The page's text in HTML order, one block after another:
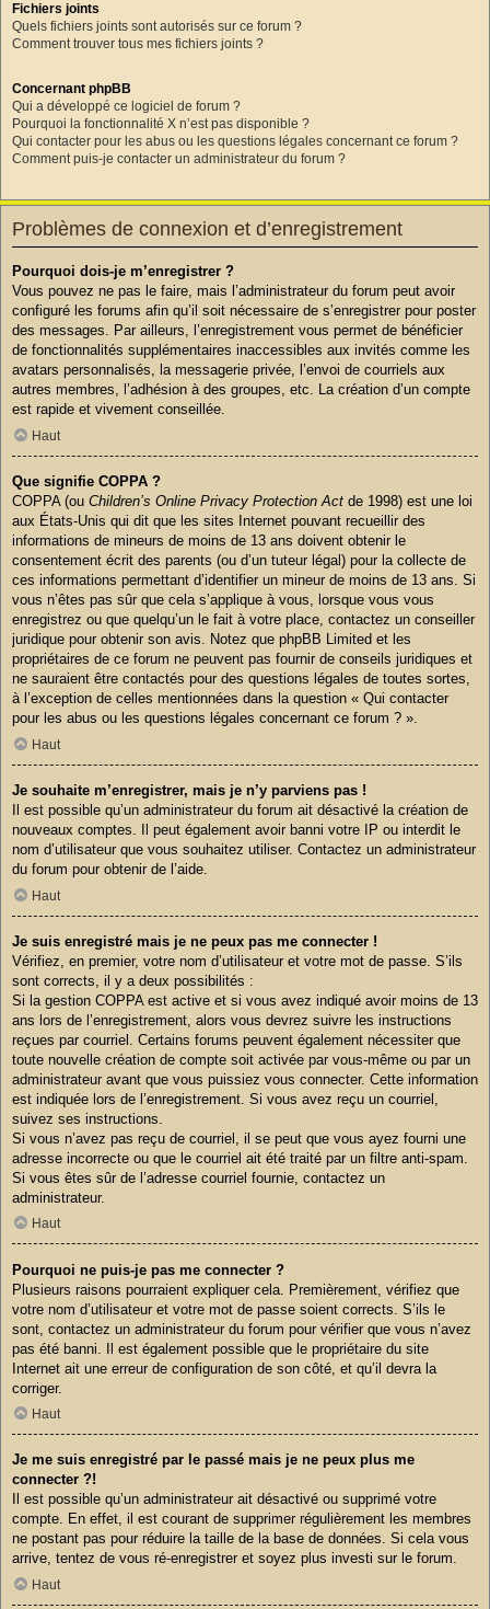
Fichiers joints
Quels fichiers joints sont autorisés sur ce forum ?
Comment trouver tous mes fichiers joints ?
Concernant phpBB
Qui a développé ce logiciel de forum ?
Pourquoi la fonctionnalité X n’est pas disponible ?
Qui contacter pour les abus ou les questions légales concernant ce forum ?
Comment puis-je contacter un administrateur du forum ?
Problèmes de connexion et d’enregistrement
Pourquoi dois-je m’enregistrer ?
Vous pouvez ne pas le faire, mais l’administrateur du forum peut avoir
configuré les forums afin qu’il soit nécessaire de s’enregistrer pour poster
des messages. Par ailleurs, l’enregistrement vous permet de bénéficier
de fonctionnalités supplémentaires inaccessibles aux invités comme les
avatars personnalisés, la messagerie privée, l’envoi de courriels aux
autres membres, l’adhésion à des groupes, etc. La création d’un compte
est rapide et vivement conseillée.
Haut
Que signifie COPPA ?
COPPA (ou Children’s Online Privacy Protection Act de 1998) est une loi
aux États-Unis qui dit que les sites Internet pouvant recueillir des
informations de mineurs de moins de 13 ans doivent obtenir le
consentement écrit des parents (ou d’un tuteur légal) pour la collecte de
ces informations permettant d’identifier un mineur de moins de 13 ans. Si
vous n’êtes pas sûr que cela s’applique à vous, lorsque vous vous
enregistrez ou que quelqu’un le fait à votre place, contactez un conseiller
juridique pour obtenir son avis. Notez que phpBB Limited et les
propriétaires de ce forum ne peuvent pas fournir de conseils juridiques et
ne sauraient être contactés pour des questions légales de toutes sortes,
à l’exception de celles mentionnées dans la question « Qui contacter
pour les abus ou les questions légales concernant ce forum ? ».
Haut
Je souhaite m’enregistrer, mais je n’y parviens pas !
Il est possible qu’un administrateur du forum ait désactivé la création de
nouveaux comptes. Il peut également avoir banni votre IP ou interdit le
nom d’utilisateur que vous souhaitez utiliser. Contactez un administrateur
du forum pour obtenir de l’aide.
Haut
Je suis enregistré mais je ne peux pas me connecter !
Vérifiez, en premier, votre nom d’utilisateur et votre mot de passe. S’ils
sont corrects, il y a deux possibilités :
Si la gestion COPPA est active et si vous avez indiqué avoir moins de 13
ans lors de l’enregistrement, alors vous devrez suivre les instructions
reçues par courriel. Certains forums peuvent également nécessiter que
toute nouvelle création de compte soit activée par vous-même ou par un
administrateur avant que vous puissiez vous connecter. Cette information
est indiquée lors de l’enregistrement. Si vous avez reçu un courriel,
suivez ses instructions.
Si vous n’avez pas reçu de courriel, il se peut que vous ayez fourni une
adresse incorrecte ou que le courriel ait été traité par un filtre anti-spam.
Si vous êtes sûr de l’adresse courriel fournie, contactez un
administrateur.
Haut
Pourquoi ne puis-je pas me connecter ?
Plusieurs raisons pourraient expliquer cela. Premièrement, vérifiez que
votre nom d’utilisateur et votre mot de passe soient corrects. S’ils le
sont, contactez un administrateur du forum pour vérifier que vous n’avez
pas été banni. Il est également possible que le propriétaire du site
Internet ait une erreur de configuration de son côté, et qu’il devra la
corriger.
Haut
Je me suis enregistré par le passé mais je ne peux plus me
connecter ?!
Il est possible qu’un administrateur ait désactivé ou supprimé votre
compte. En effet, il est courant de supprimer régulièrement les membres
ne postant pas pour réduire la taille de la base de données. Si cela vous
arrive, tentez de vous ré-enregistrer et soyez plus investi sur le forum.
Haut